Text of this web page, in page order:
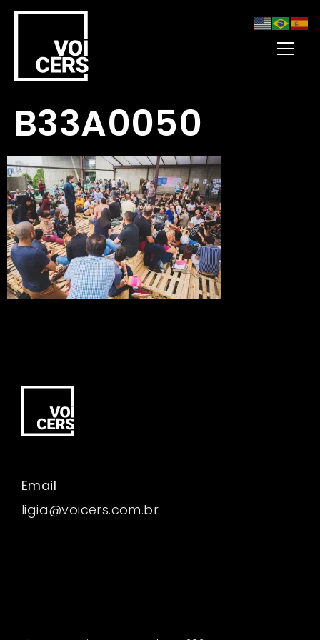
B33A0050
Email
ligia@voicers.com.br